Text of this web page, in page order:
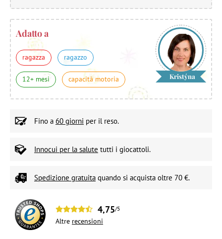
Adatto a
ragazza ragazzo
12+ mesi capacità motoria Kristýna
Fino a 60 giorni per il reso.
Innocui per la salute tutti i giocattoli.
Spedizione gratuita quando si acquista oltre 70 €.
4,75/5
Altre recensioni